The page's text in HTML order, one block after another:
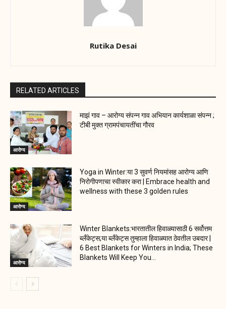
Rutika Desai
RELATED ARTICLES
आरोग्य
माझं गाव – आरोग्य संपन्न गाव अभियान कार्यशाळा संपन्न ;
टीबी मुक्त ग्रामपंचायतींचा गौरव
आरोग्य
Yoga in Winter:या 3 सुवर्ण नियमांसह आरोग्य आणि
निरोगीपणाचा स्वीकार करा | Embrace health and
wellness with these 3 golden rules
आरोग्य
Winter Blankets:भारतातील हिवाळ्यासाठी 6 सर्वोत्तम
ब्लँकेट्स;या ब्लँकेट्स तुम्हाला हिवाळ्यात ठेवतील उबदार |
6 Best Blankets for Winters in India; These
Blankets Will Keep You...